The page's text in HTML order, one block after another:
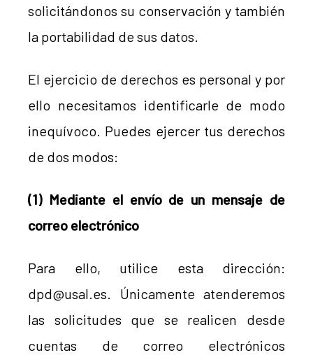
solicitándonos su conservación y también
la portabilidad de sus datos.
El ejercicio de derechos es personal y por
ello necesitamos identificarle de modo
inequívoco. Puedes ejercer tus derechos
de dos modos:
(1) Mediante el envío de un mensaje de
correo electrónico
Para ello, utilice esta dirección:
dpd@usal.es. Únicamente atenderemos
las solicitudes que se realicen desde
cuentas de correo electrónicos